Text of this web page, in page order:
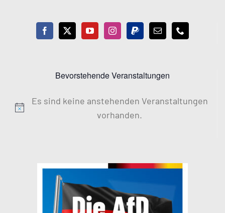
Bevorstehende Veranstaltungen
Hinweis
Es sind keine anstehenden Veranstaltungen
vorhanden.